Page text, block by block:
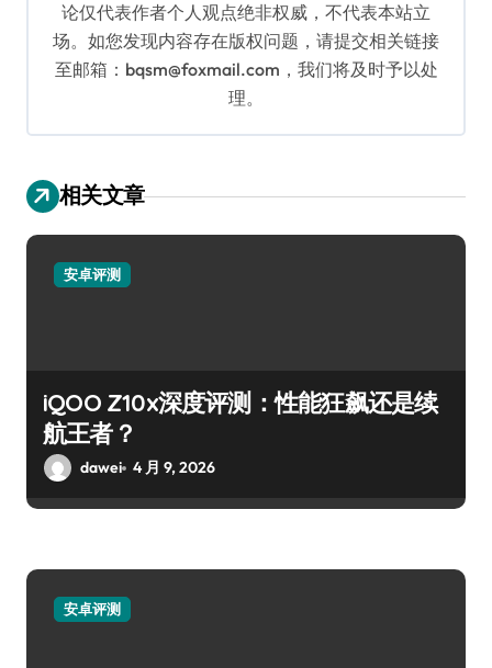
论仅代表作者个人观点绝非权威，不代表本站立
场。如您发现内容存在版权问题，请提交相关链接
至邮箱：bqsm@foxmail.com，我们将及时予以处
理。
相关文章
安卓评测
iQOO Z10x深度评测：性能狂飙还是续
航王者？
dawei 4 月 9, 2026
安卓评测